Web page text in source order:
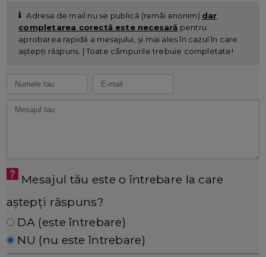
Adresa de mail nu se publică (ramâi anonim) dar
completarea corectă este necesară pentru
aprobarea rapidă a mesajului, și mai ales în cazul în care
aștepți răspuns. | Toate câmpurile trebuie completate!
Mesajul tău este o întrebare la care
aștepți răspuns?
DA (este întrebare)
NU (nu este întrebare)